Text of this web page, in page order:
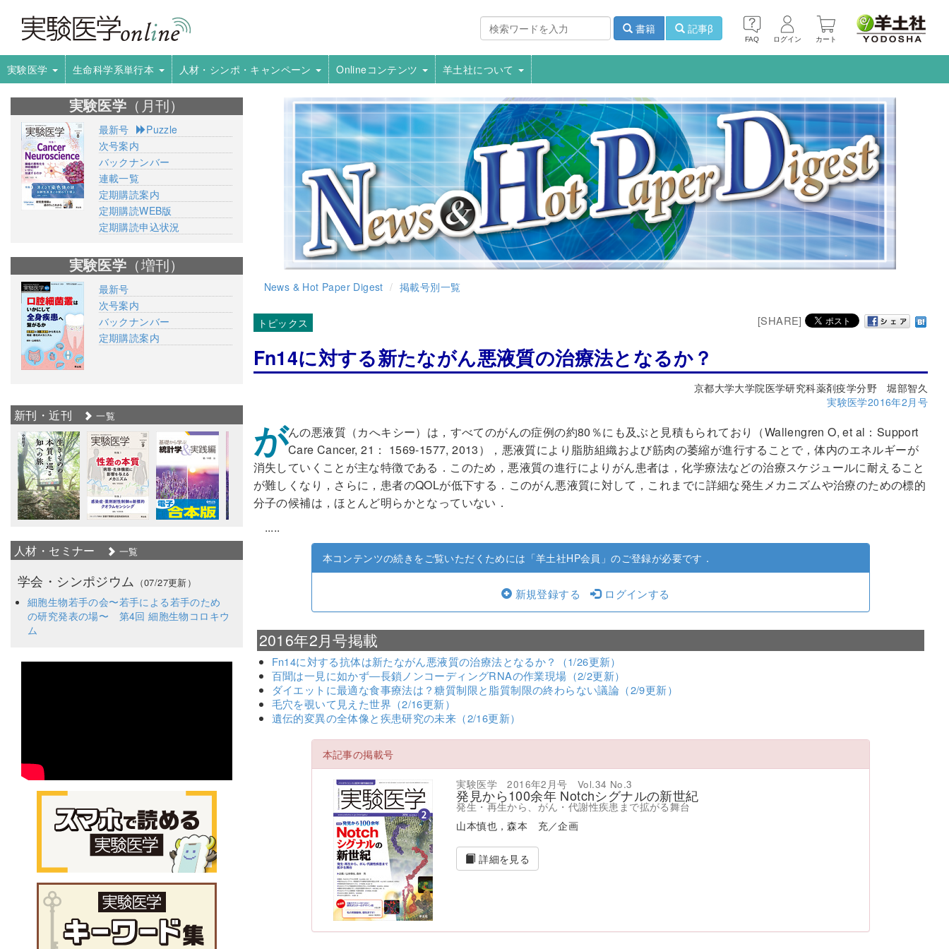
FAQ ログイン カート
書籍 記事β
実験医学 生命科学系単行本 人材・シンポ・キャンペーン Onlineコンテンツ 羊土社について
News & Hot Paper Digest 掲載号別一覧
[SHARE]
トピックス
Fn14に対する新たながん悪液質の治療法となるか？
京都大学大学院医学研究科薬剤疫学分野 堀部智久
実験医学2016年2月号
がんの悪液質（カへキシー）は，すべてのがんの症例の約80％にも及ぶと見積もられており（Wallengren O, et al：Support
Care Cancer, 21： 1569-1577, 2013），悪液質により脂肪組織および筋肉の萎縮が進行することで，体内のエネルギーが
消失していくことが主な特徴である．このため，悪液質の進行によりがん患者は，化学療法などの治療スケジュールに耐えること
が難しくなり，さらに，患者のQOLが低下する．このがん悪液質に対して，これまでに詳細な発生メカニズムや治療のための標的
分子の候補は，ほとんど明らかとなっていない．
.....
本コンテンツの続きをご覧いただくためには「羊土社HP会員」のご登録が必要です．
新規登録する ログインする
2016年2月号掲載
Fn14に対する抗体は新たながん悪液質の治療法となるか？（1/26更新）
百聞は一見に如かず―長鎖ノンコーディングRNAの作業現場（2/2更新）
ダイエットに最適な食事療法は？糖質制限と脂質制限の終わらない議論（2/9更新）
毛穴を覗いて見えた世界（2/16更新）
遺伝的変異の全体像と疾患研究の未来（2/16更新）
本記事の掲載号
実験医学 2016年2月号 Vol.34 No.3
発見から100余年 Notchシグナルの新世紀
発生・再生から、がん・代謝性疾患まで拡がる舞台
山本慎也，森本 充／企画
詳細を見る
実験医学 （月刊）
最新号
Puzzle
次号案内
バックナンバー
連載一覧
定期購読案内
定期購読WEB版
定期購読申込状況
実験医学 （増刊）
最新号
次号案内
バックナンバー
定期購読案内
新刊・近刊 一覧
人材・セミナー 一覧
学会・シンポジウム （07/27更新）
細胞生物若手の会〜若手による若手のため
の研究発表の場〜 第4回 細胞生物コロキウ
ム